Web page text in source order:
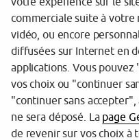
Protection des données
Politique cookies
Sécurité
Tarifs
Mentions légales
commerciale suite à
vidéo, ou encore
diffusées sur Internet en
applications. Vous
vos choix ou "continuer
"continuer sans
ne sera déposé. La page
de revenir sur vos choix à